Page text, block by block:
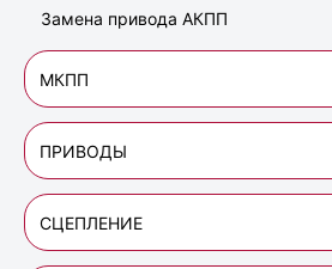
Замена привода АКПП
МКПП
ПРИВОДЫ
СЦЕПЛЕНИЕ